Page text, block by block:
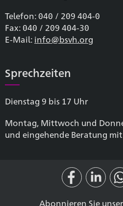
Telefon: 040 / 209 404-0
Fax: 040 / 209 404-30
E-Mail: info@bsvh.org
Sprechzeiten
Dienstag 9 bis 17 Uhr
Montag, Mittwoch und
und eingehende Beratung
Abonnieren Sie